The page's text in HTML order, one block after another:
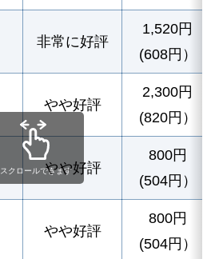
非常に好評
1,520円
(608円）
やや好評
2,300円
(820円）
やや好評
800円
(504円）
やや好評
800円
(504円）
スクロールできます